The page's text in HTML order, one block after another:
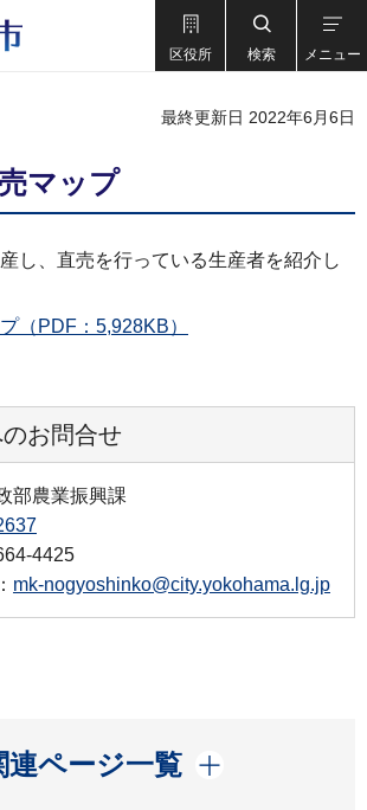
区役所 検索 メニュー
最終更新日 2022年6月6日
マップ
し、直売を行っている生産者を紹介し
（PDF：5,928KB）
お問合せ
部農業振興課
4425
mk-nogyoshinko@city.yokohama.lg.jp
連ページ一覧
開く